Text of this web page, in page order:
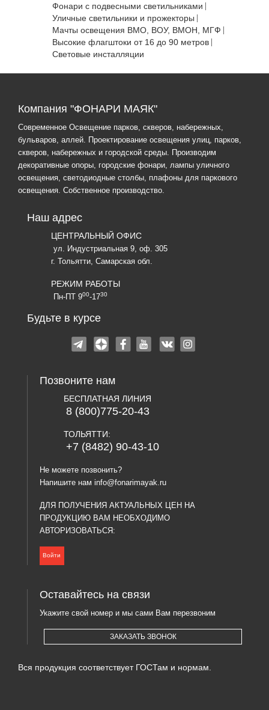
Фонари с подвесными светильниками
Уличные светильники и прожекторы
Мачты освещения ВМО, ВОУ, ВМОН, МГФ
Высокие флагштоки от 16 до 90 метров
Световые инсталляции
Компания "ФОНАРИ МАЯК"
Современное Освещение парков, скверов, набережных,
бульваров, аллей. Проектирование освещения улиц, парков,
скверов, набережных и городской среды. Производим
декоративные опоры, городские фонари, лампы уличного
освещения, светодиодные столбы, плафоны для паркового
освещения. Собственное производство.
Наш адрес
ЦЕНТРАЛЬНЫЙ ОФИС
ул. Индустриальная 9, оф. 305
г. Тольятти, Самарская обл.
РЕЖИМ РАБОТЫ
Пн-ПТ 900-1730
Будьте в курсе
Позвоните нам
БЕСПЛАТНАЯ ЛИНИЯ
8 (800)775-20-43
ТОЛЬЯТТИ:
+7 (8482) 90-43-10
Не можете позвонить?
Напишите нам info@fonarimayak.ru
ДЛЯ ПОЛУЧЕНИЯ АКТУАЛЬНЫХ ЦЕН НА
ПРОДУКЦИЮ ВАМ НЕОБХОДИМО
АВТОРИЗОВАТЬСЯ:
Войти
Оставайтесь на связи
Укажите свой номер и мы сами Вам перезвоним
ЗАКАЗАТЬ ЗВОНОК
Вся продукция соответствует ГОСТам и нормам.